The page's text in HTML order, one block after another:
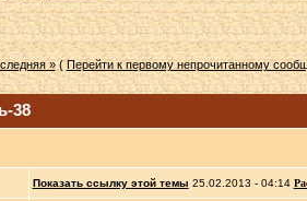
»(Перейти к первому непрочитанному
38
Показать ссылку этой темы 25.02.2013 - 04:14